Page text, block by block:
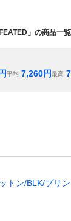
」の商品一覧
平均 7,260円最高
トン/BLK/プリ